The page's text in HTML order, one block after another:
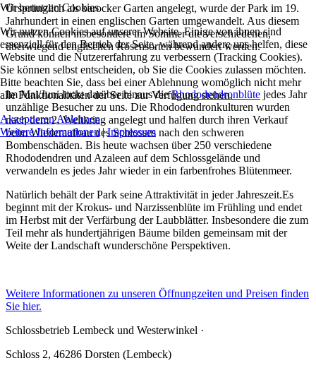
Ursprünglich als barocker Garten angelegt, wurde der Park im 19.
Jahrhundert in einen englischen Garten umgewandelt. Aus diesem
Grund können insbesondere im Sommer die verschiedenen,
überwiegend englischen Rosensorten bewundert werden.
Im Mai/Juni lockt darüber hinaus dieRhododendronblüte jedes Jahr
unzählige Besucher zu uns. Die Rhododendronkulturen wurden
nach dem 2. Weltkrieg angelegt und halfen durch ihren Verkauf
beim Wiederaufbau des Schlosses nach den schweren
Bombenschäden. Bis heute wachsen über 250 verschiedene
Rhododendren und Azaleen auf dem Schlossgelände und
verwandeln es jedes Jahr wieder in ein farbenfrohes Blütenmeer.
Natürlich behält der Park seine Attraktivität in jeder Jahreszeit.Es
beginnt mit der Krokus- und Narzissenblüte im Frühling und endet
im Herbst mit der Verfärbung der Laubblätter. Insbesondere die zum
Teil mehr als hundertjährigen Bäume bilden gemeinsam mit der
Weite der Landschaft wunderschöne Perspektiven.
Weitere Informationen zu unseren Öffnungzeiten und Preisen finden
Sie hier.
Schlossbetrieb Lembeck und Westerwinkel ·
Schloss 2, 46286 Dorsten (Lembeck)
Wir benutzen Cookies
Wir nutzen Cookies auf unserer Website. Einige von ihnen sind
essenziell für den Betrieb der Seite, während andere uns helfen, diese
Website und die Nutzererfahrung zu verbessern (Tracking Cookies).
Sie können selbst entscheiden, ob Sie die Cookies zulassen möchten.
Bitte beachten Sie, dass bei einer Ablehnung womöglich nicht mehr
alle Funktionalitäten der Seite zur Verfügung stehen.
Akzeptieren Ablehnen
Weitere Informationen|Impressum